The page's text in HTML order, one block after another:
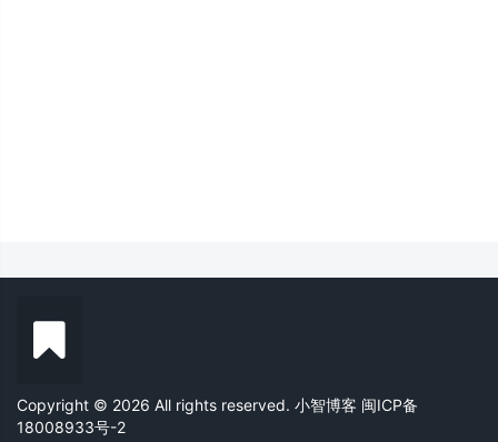
Copyright © 2026 All rights reserved. 小智博客 闽ICP备
18008933号-2